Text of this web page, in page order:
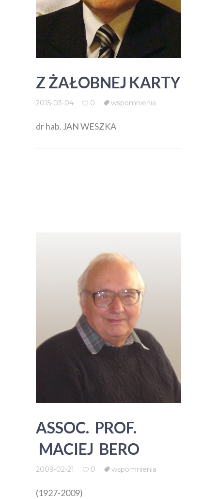
Z ŻAŁOBNEJ KARTY
2015-03-04 0 wspomnienia
dr hab. JAN WESZKA
ASSOC. PROF.
MACIEJ BERO
2009-02-21 0 wspomnienia
(1927-2009)